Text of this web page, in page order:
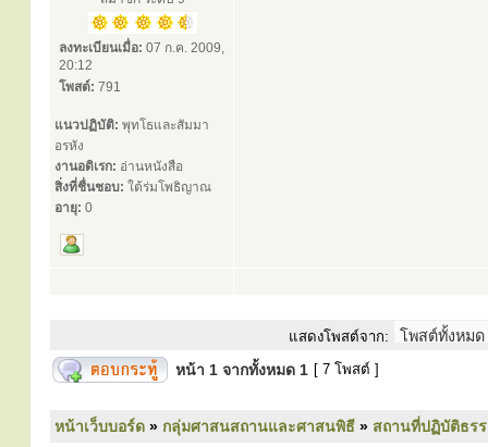
ลงทะเบียนเมื่อ: 07 ก.ค. 2009,
20:12
โพสต์: 791
แนวปฏิบัติ: พุทโธและสัมมา
อรหัง
งานอดิเรก: อ่านหนังสือ
สิ่งที่ชื่นชอบ: ใต้ร่มโพธิญาณ
อายุ: 0
แสดงโพสต์จาก:
หน้า 1 จากทั้งหมด 1 [ 7 โพสต์ ]
หน้าเว็บบอร์ด » กลุ่มศาสนสถานและศาสนพิธี » สถานที่ปฏิบัติธร